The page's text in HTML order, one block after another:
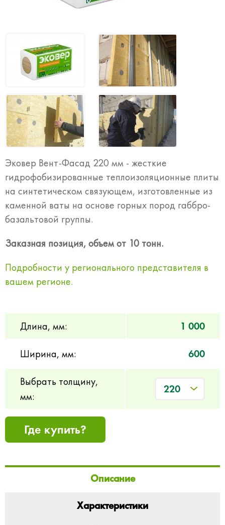
Эковер Вент-Фасад 220 мм - жесткие
гидрофобизированные теплоизоляционные плиты
на синтетическом связующем, изготовленные из
каменной ваты на основе горных пород габбро-
базальтовой группы.
Заказная позиция, объем от 10 тонн.
Подробности у регионального представителя в
вашем регионе.
Длина, мм: 1 000
Ширина, мм: 600
Выбрать толщину,
мм:
220
Где купить?
Описание
Характеристики